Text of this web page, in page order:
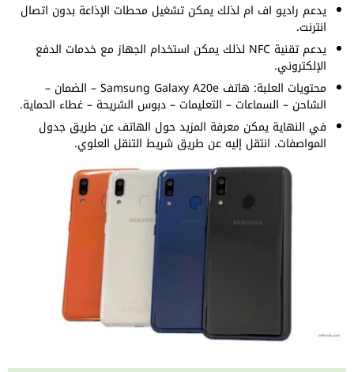
يدعم راديو اف ام لذلك يمكن تشغيل محطات الإذاعة بدون اتصال
انترنت.
يدعم تقنية NFC لذلك يمكن استخدام الجهاز مع خدمات الدفع
الإلكتروني.
محتويات العلبة: هاتف Samsung Galaxy A20e – الضمان –
الشاحن – السماعات – التعليمات – دبوس الشريحة – غطاء الحماية.
في النهاية يمكن معرفة المزيد حول الهاتف عن طريق جدول
المواصفات. انتقل إليه عن طريق شريط التنقل العلوي.